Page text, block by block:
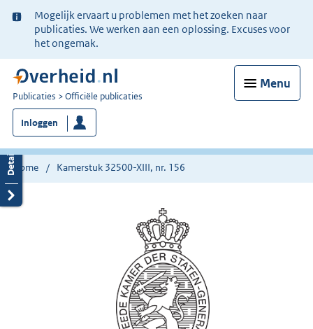
Ter
informatie:
Mogelijk ervaart u problemen met het zoeken naar
publicaties. We werken aan een oplossing. Excuses voor
het ongemak.
Menu
U
bent
nu
hier:
Publicaties Officiële publicaties
Inloggen
Home Kamerstuk 32500-XIII, nr. 156